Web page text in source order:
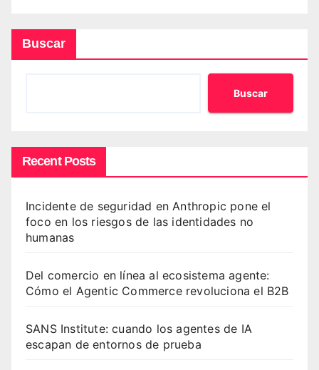
Buscar
Buscar
Recent Posts
Incidente de seguridad en Anthropic pone el
foco en los riesgos de las identidades no
humanas
Del comercio en línea al ecosistema agente:
Cómo el Agentic Commerce revoluciona el B2B
SANS Institute: cuando los agentes de IA
escapan de entornos de prueba